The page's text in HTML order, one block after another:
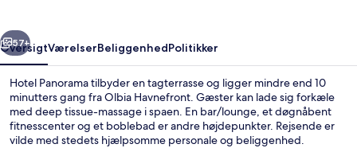
Næste
57+
OversigtVærelserBeliggenhedPolitikker
Hotel Panorama tilbyder en tagterrasse og ligger mindre end 10
minutters gang fra Olbia Havnefront. Gæster kan lade sig forkæle
med deep tissue-massage i spaen. En bar/lounge, et døgnåbent
fitnesscenter og et boblebad er andre højdepunkter. Rejsende er
vilde med stedets hjælpsomme personale og beliggenhed.